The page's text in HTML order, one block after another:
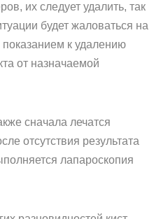
их следует удалить, так
будет жаловаться на
показанием к удалению
от назначаемой
сначала лечатся
отсутствия результата
лапароскопия